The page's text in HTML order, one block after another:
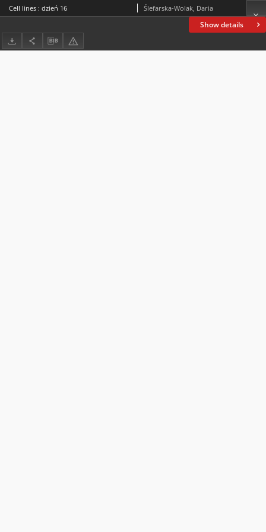
Show details
Cell lines : dzień 16 Ślefarska-Wolak, Daria